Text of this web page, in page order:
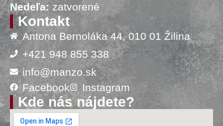
Nedeľa:zatvorené
Kontakt
Antona Bernoláka 44, 010 01 Žilina
+421 948 855 338
info@manzo.sk
Facebook
Instagram
Kde nás nájdete?